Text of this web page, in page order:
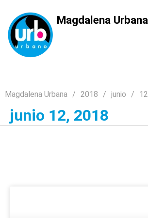
Magdalena Urbana
Magdalena Urbana 2018 junio 12
junio 12, 2018